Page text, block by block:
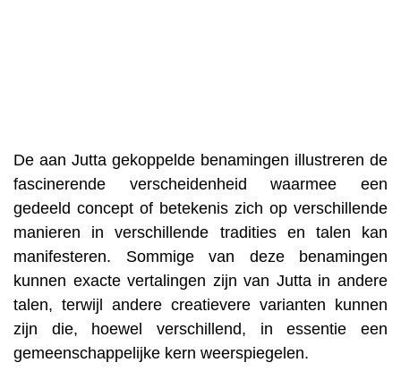
De aan Jutta gekoppelde benamingen illustreren de
fascinerende verscheidenheid waarmee een
gedeeld concept of betekenis zich op verschillende
manieren in verschillende tradities en talen kan
manifesteren. Sommige van deze benamingen
kunnen exacte vertalingen zijn van Jutta in andere
talen, terwijl andere creatievere varianten kunnen
zijn die, hoewel verschillend, in essentie een
gemeenschappelijke kern weerspiegelen.